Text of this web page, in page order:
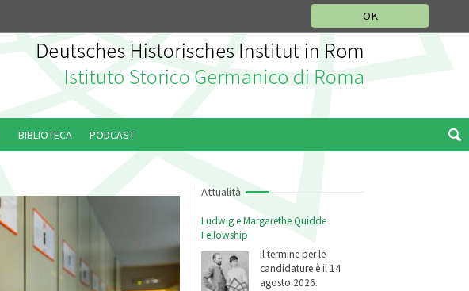
OK
Attualità
Ludwig e Margarethe Quidde
Fellowship
Il termine per le
candidature è il 14
agosto 2026.
BIBLIOTECA PODCAST